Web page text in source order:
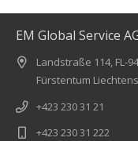
EM Global Service
Landstraße 114, FL-
Fürstentum
+423 230 31 21
+423 230 31 222